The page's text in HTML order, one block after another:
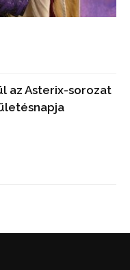
az Asterix-sorozat